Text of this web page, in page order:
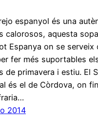
espanyol és una
calorosos, aquesta
Espanya on se serveix
fer més suportables
de primavera i estiu. El
és el de Còrdova, on
2014